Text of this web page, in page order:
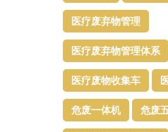
医疗废弃物管理​
医疗废弃物管理体系
医疗废物收集车
危废一体机 危废